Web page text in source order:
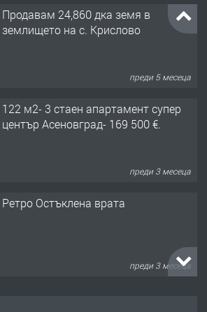
Продавам 24,860 дка земя в
землището на с. Крислово
преди 5 месеца
122 м2- 3 стаен апартамент супер
център Асеновград- 169 500 €.
преди 3 месеца
Ретро Остъклена врата
преди 3 месеца